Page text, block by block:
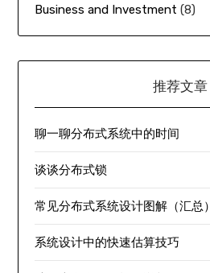
Business and Investment (8)
推荐文章
聊一聊分布式系统中的时间
谈谈分布式锁
常见分布式系统设计图解（汇总）
系统设计中的快速估算技巧